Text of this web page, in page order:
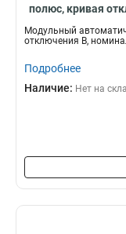
полюс, кривая
Модульный
отключения B,
Подробнее
Наличие: Нет на